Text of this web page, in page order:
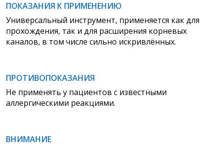
ПОКАЗАНИЯ К ПРИМЕНЕНИЮ
Универсальный инструмент, применяется как для
прохождения, так и для расширения корневых
каналов, в том числе сильно искривлённых.
ПРОТИВОПОКАЗАНИЯ
Не применять у пациентов с известными
аллергическими реакциями.
ВНИМАНИЕ